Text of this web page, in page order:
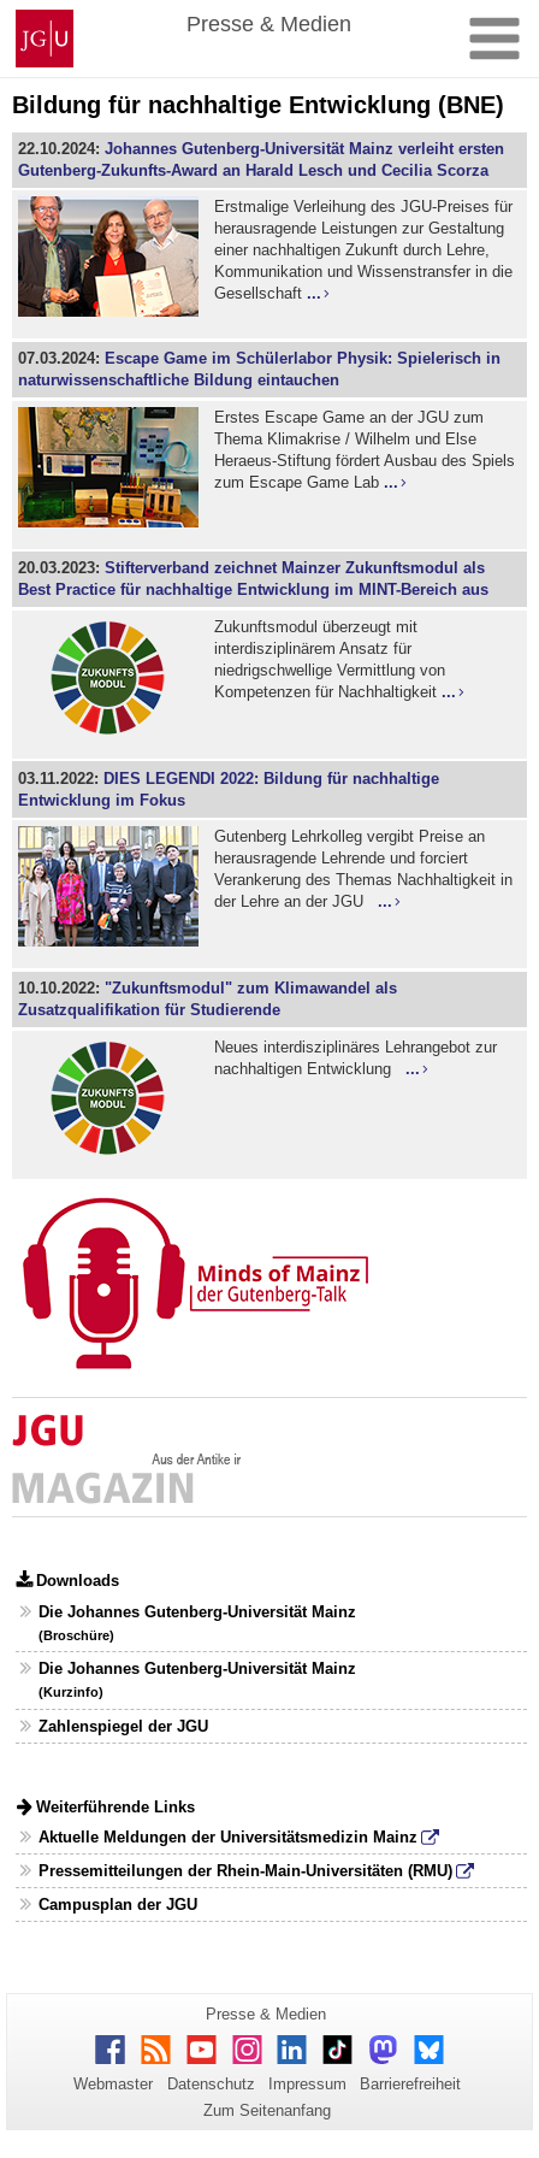
Zum
Inhalt
springen
Johannes
Gutenberg-
Universität
Mainz
Presse & Medien
Bildung für nachhaltige Entwicklung (BNE)
22.10.2024:Johannes Gutenberg-Universität Mainz verleiht ersten
Gutenberg-Zukunfts-Award an Harald Lesch und Cecilia Scorza
Erstmalige Verleihung des JGU-Preises für
herausragende Leistungen zur Gestaltung
einer nachhaltigen Zukunft durch Lehre,
Kommunikation und Wissenstransfer in die
Gesellschaft ...
07.03.2024: Escape Game im Schülerlabor Physik: Spielerisch in
naturwissenschaftliche Bildung eintauchen
Erstes Escape Game an der JGU zum
Thema Klimakrise / Wilhelm und Else
Heraeus-Stiftung fördert Ausbau des Spiels
zum Escape Game Lab ...
20.03.2023:Stifterverband zeichnet Mainzer Zukunftsmodul als
Best Practice für nachhaltige Entwicklung im MINT-Bereich aus
Zukunftsmodul überzeugt mit
interdisziplinärem Ansatz für
niedrigschwellige Vermittlung von
Kompetenzen für Nachhaltigkeit ...
03.11.2022: DIES LEGENDI 2022: Bildung für nachhaltige
Entwicklung im Fokus
Gutenberg Lehrkolleg vergibt Preise an
herausragende Lehrende und forciert
Verankerung des Themas Nachhaltigkeit in
der Lehre an der JGU ...
10.10.2022: "Zukunftsmodul" zum Klimawandel als
Zusatzqualifikation für Studierende
Neues interdisziplinäres Lehrangebot zur
nachhaltigen Entwicklung ...
Downloads
Die Johannes Gutenberg-Universität Mainz
(Broschüre)
Die Johannes Gutenberg-Universität Mainz
(Kurzinfo)
Zahlenspiegel der JGU
Weiterführende Links
Aktuelle Meldungen der Universitätsmedizin Mainz
Pressemitteilungen der Rhein-Main-Universitäten (RMU)
Campusplan der JGU
Zusätzliche
Informationen
zu
dieser
Seite
Seiten-
Name:
Presse & Medien
Facebook
RSS YoutubeInstagram
LinkedInTikTokMastodonBluesky
Webmaster Datenschutz Impressum
Barrierefreiheit
Zum Seitenanfang